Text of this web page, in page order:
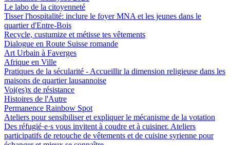
Le labo de la citoyenneté
Tisser l'hospitalité: inclure le foyer MNA et les jeunes dans le
quartier d'Entre-Bois
Recycle, custumize et métisse tes vêtements
Dialogue en Route Suisse romande
Art Urbain à Faverges
Afrique en Ville
Pratiques de la sécularité - Accueillir la dimension religieuse dans les
maisons de quartier lausannoise
Voi(es)x de résistance
Histoires de l'Autre
Permanence Rainbow Spot
Ateliers pour sensibiliser et expliquer le mécanisme de la votation
Des réfugié·e·s vous invitent à coudre et à cuisiner. Ateliers
participatifs de retouche de vêtements et de cuisine syrienne pour